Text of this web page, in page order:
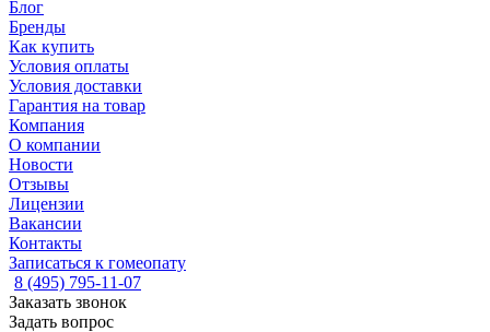
Блог
Бренды
Как купить
Условия оплаты
Условия доставки
Гарантия на товар
Компания
О компании
Новости
Отзывы
Лицензии
Вакансии
Контакты
Записаться к гомеопату
8 (495) 795-11-07
Заказать звонок
Задать вопрос